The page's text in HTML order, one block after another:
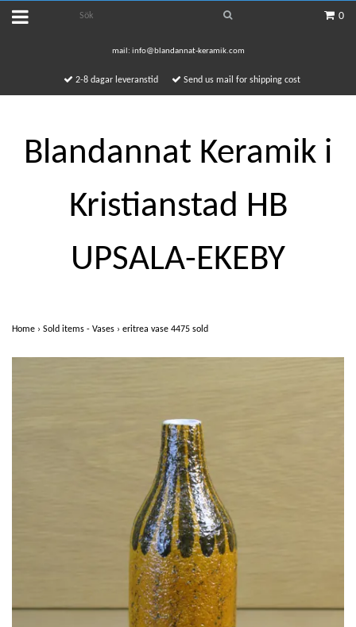
0
mail: info@blandannat-keramik.com
2-8 dagar leveranstid Send us mail for shipping cost
Blandannat Keramik i
Kristianstad HB
UPSALA-EKEBY
Home › Sold items - Vases › eritrea vase 4475 sold